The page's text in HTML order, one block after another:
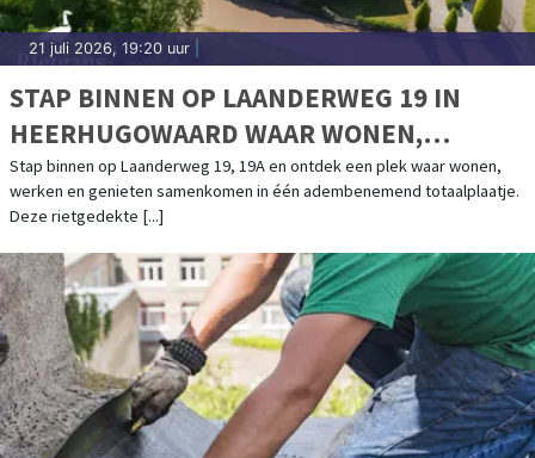
21 juli 2026, 19:20 uur
STAP BINNEN OP LAANDERWEG 19 IN
HEERHUGOWAARD WAAR WONEN,
WERKEN EN GENIETEN SAMENKOMEN
Stap binnen op Laanderweg 19, 19A en ontdek een plek waar wonen,
werken en genieten samenkomen in één adembenemend totaalplaatje.
Deze rietgedekte [...]